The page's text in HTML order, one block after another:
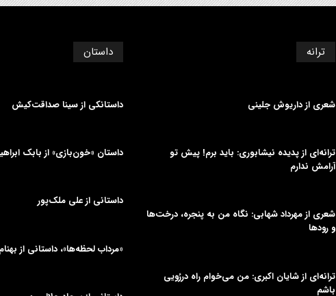
ترانه
شعری از داریوش جلینی
ترانه‌ای از پدیده نیشابوری: باید برم! پیش تو
آرامش ندارم
شعری از مهرداد شهابی: نگاه من به پنجره، درخت‌ها
و رودها
ترانه‌ای از شایان اکبری: من می‌خوام راه دررُویی
باشم
داستان
داستانکی از سینا صداقت‌کیش
داستان «خون‌بازی» از بابک
داستانی از علی‌ ملک‌پور
«مرداب لحظه‌ها»، داستانی از